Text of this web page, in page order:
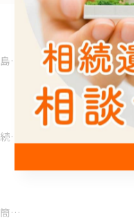
【埼玉・川越・鶴ヶ島・坂戸】相続手続きと費用の不安を行政書士が丁寧にサポート
相続した不動産の相続登記が義務化されました。
相続手続きについて簡単に説明します。不動産編